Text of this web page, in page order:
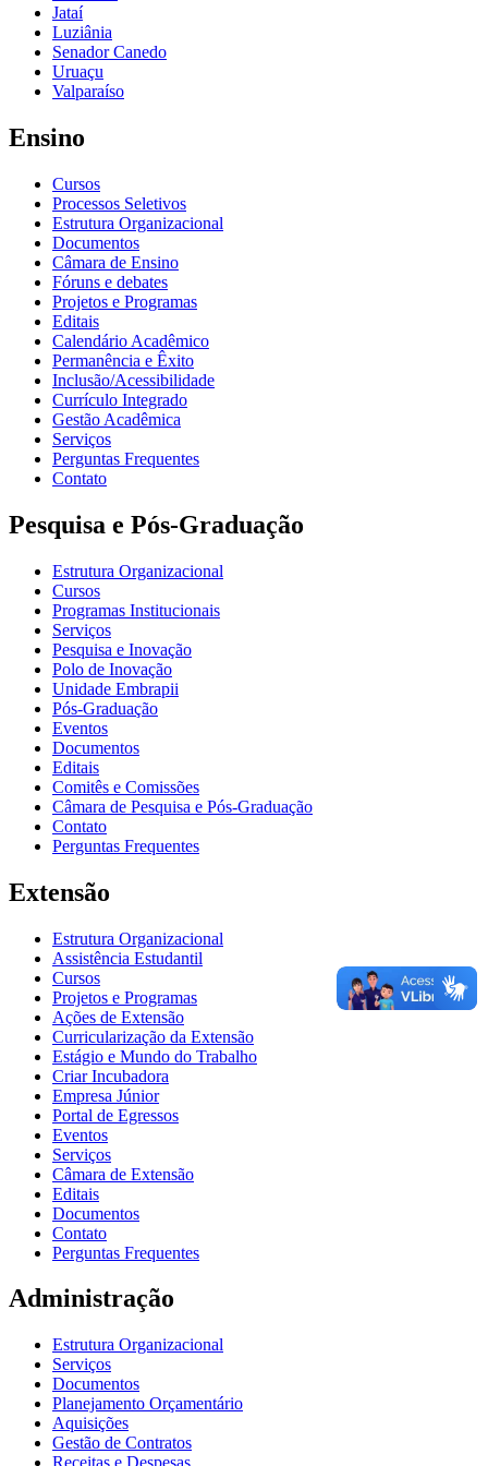
Jataí
Luziânia
Senador Canedo
Uruaçu
Valparaíso
Ensino
Cursos
Processos Seletivos
Estrutura Organizacional
Documentos
Câmara de Ensino
Fóruns e debates
Projetos e Programas
Editais
Calendário Acadêmico
Permanência e Êxito
Inclusão/Acessibilidade
Currículo Integrado
Gestão Acadêmica
Serviços
Perguntas Frequentes
Contato
Pesquisa e Pós-Graduação
Estrutura Organizacional
Cursos
Programas Institucionais
Serviços
Pesquisa e Inovação
Polo de Inovação
Unidade Embrapii
Pós-Graduação
Eventos
Documentos
Editais
Comitês e Comissões
Câmara de Pesquisa e Pós-Graduação
Contato
Perguntas Frequentes
Extensão
Estrutura Organizacional
Assistência Estudantil
Cursos
Projetos e Programas
Ações de Extensão
Curricularização da Extensão
Estágio e Mundo do Trabalho
Criar Incubadora
Empresa Júnior
Portal de Egressos
Eventos
Serviços
Câmara de Extensão
Editais
Documentos
Contato
Perguntas Frequentes
Administração
Estrutura Organizacional
Serviços
Documentos
Planejamento Orçamentário
Aquisições
Gestão de Contratos